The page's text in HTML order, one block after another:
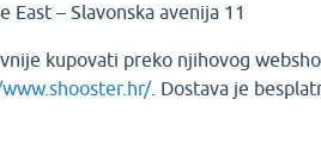
East – Slavonska avenija 11
kupovati preko njihovog
. Dostava je